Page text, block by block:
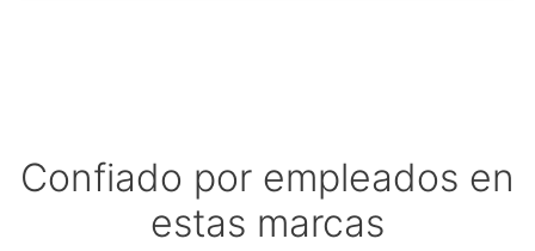
Confiado por empleados en
estas marcas